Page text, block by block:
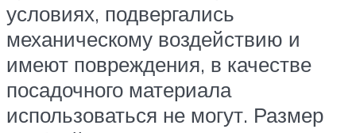
условиях, подвергались
механическому воздействию и
имеют повреждения, в качестве
посадочного материала
использоваться не могут. Размер